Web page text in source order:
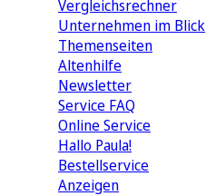
Vergleichsrechner
Unternehmen im Blick
Themenseiten
Altenhilfe
Newsletter
Service FAQ
Online Service
Hallo Paula!
Bestellservice
Anzeigen